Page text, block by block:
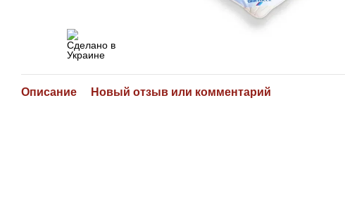
Описание Новый отзыв или комментарий